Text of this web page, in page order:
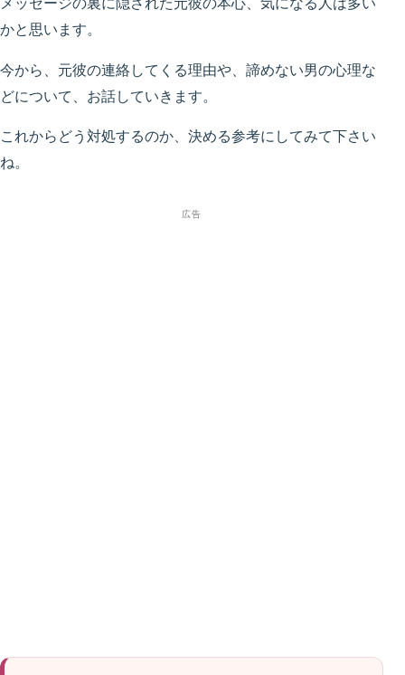
かと思います。
今から、元彼の連絡してくる理由や、諦めない男の心理な
どについて、お話していきます。
これからどう対処するのか、決める参考にしてみて下さい
ね。
広告